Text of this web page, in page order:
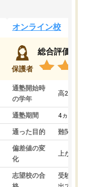
オンライン校
保護者
総合評価
通塾開始時
の学年
高2
通塾期間 4ヵ月～1
通った目的 難関私立
偏差値の変
化
上がった
志望校の合
受験して